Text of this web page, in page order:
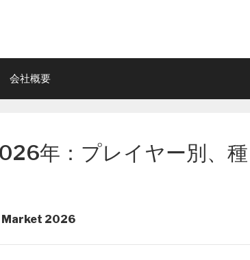
会社概要
年：プレイヤー別、種
Market 2026